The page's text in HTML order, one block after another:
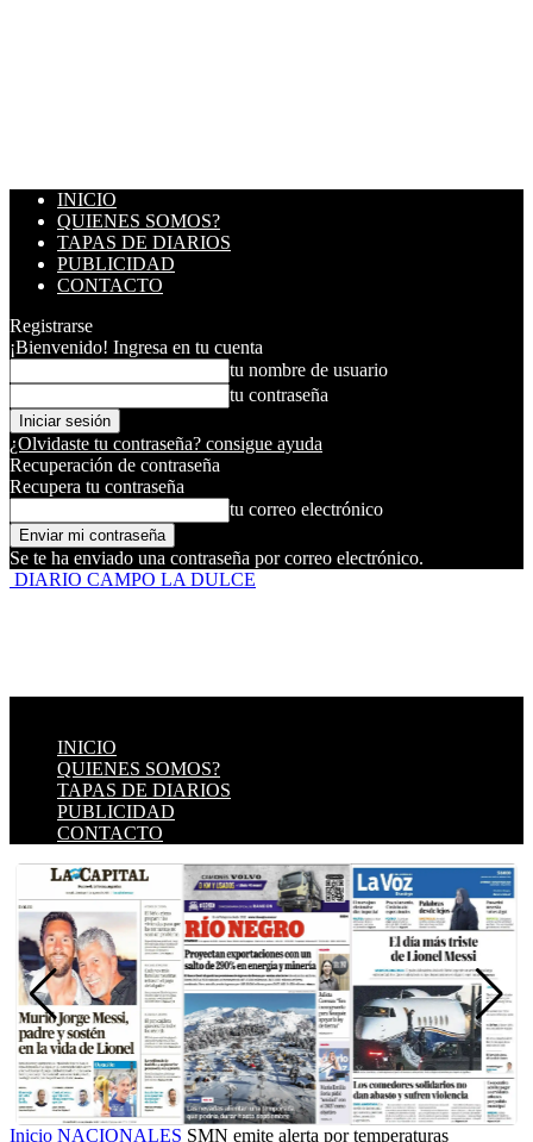
INICIO
QUIENES SOMOS?
TAPAS DE DIARIOS
PUBLICIDAD
CONTACTO
Registrarse
¡Bienvenido! Ingresa en tu cuenta
tu nombre de usuario
tu contraseña
¿Olvidaste tu contraseña? consigue ayuda
Recuperación de contraseña
Recupera tu contraseña
tu correo electrónico
Se te ha enviado una contraseña por correo electrónico.
DIARIO CAMPO LA DULCE
INICIO
QUIENES SOMOS?
TAPAS DE DIARIOS
PUBLICIDAD
CONTACTO
Inicio NACIONALES SMN emite alerta por temperaturas